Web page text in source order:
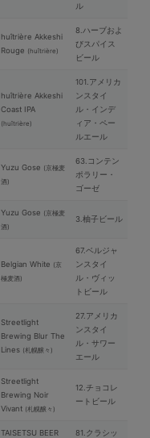
ル
huîtrière Akkeshi
Rouge (huîtrière)
8.ハーブおよ
びスパイス
ビール
huîtrière Akkeshi
Coast IPA
(huîtrière)
101.アメリカ
ンスタイ
ル・インデ
ィア・ペー
ルエール
Yuzu Gose (京極⻨
酒)
63.コンテン
ポラリー・
ゴーゼ
Yuzu Gose (京極⻨
酒)
3.柚子ビール
Belgian White (京
極⻨酒)
67.ベルジャ
ンスタイ
ル・ヴィッ
トビール
Streetlight
Brewing Blur The
Lines (札幌醸々)
27.アメリカ
ンスタイ
ル・サワー
エール
Streetlight
Brewing Noir
Vivant (札幌醸々)
12.チョコレ
ートビール
TAISETSU BEER
81.クラシッ